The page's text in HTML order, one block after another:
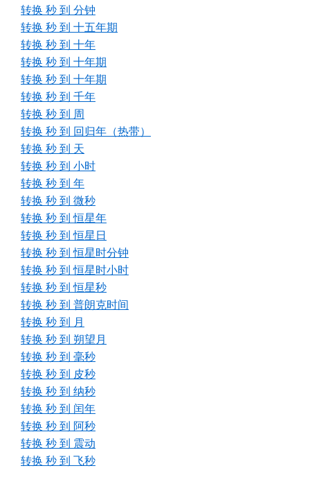
转换 秒 到 分钟
转换 秒 到 十五年期
转换 秒 到 十年
转换 秒 到 十年期
转换 秒 到 十年期
转换 秒 到 千年
转换 秒 到 周
转换 秒 到 回归年（热带）
转换 秒 到 天
转换 秒 到 小时
转换 秒 到 年
转换 秒 到 微秒
转换 秒 到 恒星年
转换 秒 到 恒星日
转换 秒 到 恒星时分钟
转换 秒 到 恒星时小时
转换 秒 到 恒星秒
转换 秒 到 普朗克时间
转换 秒 到 月
转换 秒 到 朔望月
转换 秒 到 毫秒
转换 秒 到 皮秒
转换 秒 到 纳秒
转换 秒 到 闰年
转换 秒 到 阿秒
转换 秒 到 震动
转换 秒 到 飞秒